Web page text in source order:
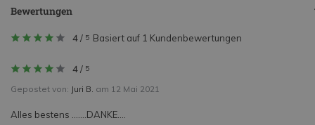
Bewertungen
4/ 5 Basiert auf 1 Kundenbewertungen
4/ 5
Gepostet von: Juri B. am 12 Mai 2021
Alles bestens .......DANKE....